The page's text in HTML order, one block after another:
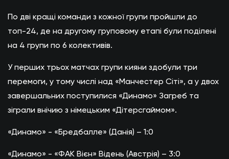
По дві кращі команди з кожної групи пройшли до
топ-24, де на другому груповому етапі були поділені
на 4 групи по 6 колективів.
У перших трьох матчах групи кияни здобули три
перемоги, у тому числі над «Манчестер Сіті», а у двох
завершальних поступилися «Динамо» Загреб та
зіграли внічию з німецьким «Дітерсгаймом».
«Динамо» - «Бредбалле» (Данія) – 1:0
«Динамо» - «ФАК Вієн» Відень (Австрія) – 3:0